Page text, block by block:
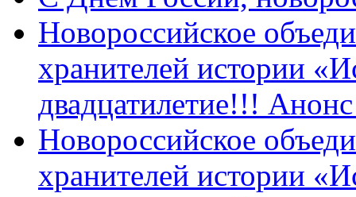
Новороссийское
хранителей истории
двадцатилетие!!!
Новороссийское
хранителей истории